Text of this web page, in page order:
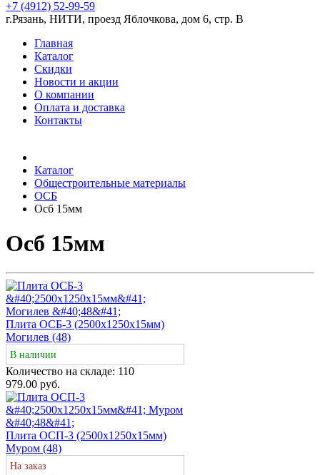
+7 (4912) 52-99-59
г.Рязань, НИТИ, проезд Яблочкова, дом 6, стр. В
Главная
Каталог
Скидки
Новости и акции
О компании
Оплата и доставка
Контакты
Каталог
Общестроительные материалы
ОСБ
Осб 15мм
Осб 15мм
Плита ОСБ-3 (2500х1250х15мм)
Могилев (48)
В наличии
Количество на складе: 110
979.00 руб.
Плита ОСП-3 (2500х1250х15мм)
Муром (48)
На заказ